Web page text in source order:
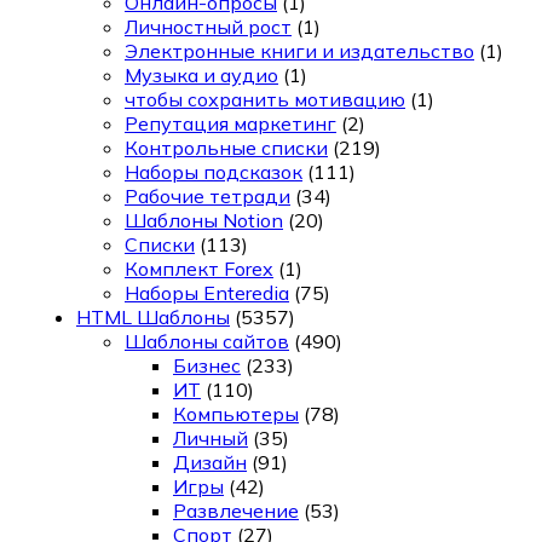
Личностный рост (1)
Электронные книги и издательство (1)
Музыка и аудио (1)
чтобы сохранить мотивацию (1)
Репутация маркетинг (2)
Контрольные списки (219)
Наборы подсказок (111)
Рабочие тетради (34)
Шаблоны Notion (20)
Списки (113)
Комплект Forex (1)
Наборы Enteredia (75)
HTML Шаблоны (5357)
Шаблоны сайтов (490)
Бизнес (233)
ИТ (110)
Компьютеры (78)
Личный (35)
Дизайн (91)
Игры (42)
Развлечение (53)
Спорт (27)